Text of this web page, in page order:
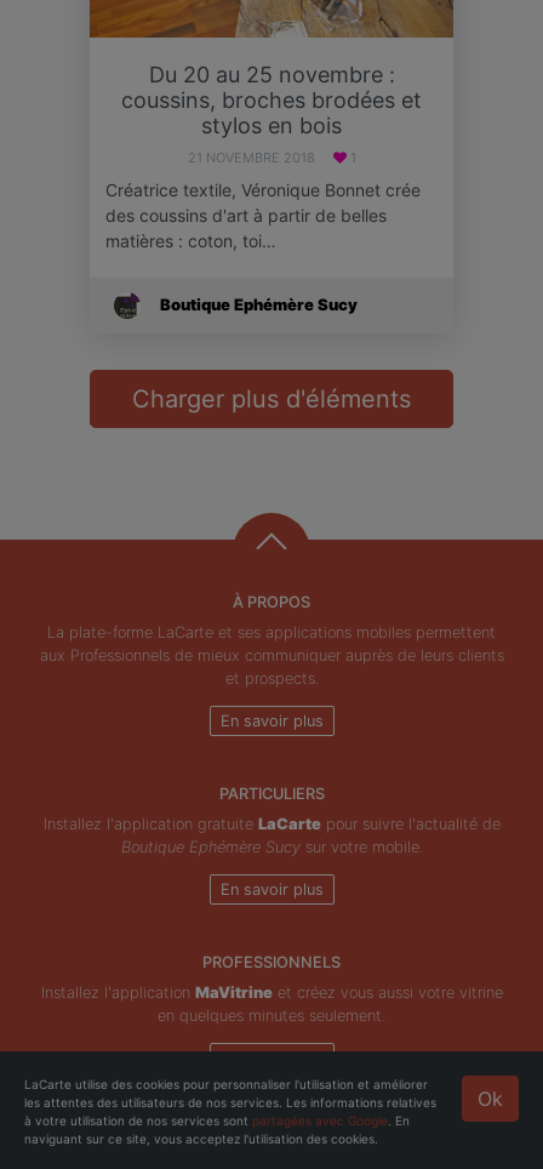
Du 20 au 25 novembre :
coussins, broches brodées et
stylos en bois
21 NOVEMBRE 2018 1
Créatrice textile, Véronique Bonnet crée
des coussins d'art à partir de belles
matières : coton, toi…
Boutique Ephémère Sucy
Charger plus d'éléments
À PROPOS
La plate-forme LaCarte et ses applications mobiles permettent
aux Professionnels de mieux communiquer auprès de leurs clients
et prospects.
En savoir plus
PARTICULIERS
Installez l'application gratuite LaCartepour suivre l'actualité de
Boutique Ephémère Sucysur votre mobile.
En savoir plus
PROFESSIONNELS
Installez l'application MaVitrineet créez vous aussi votre vitrine
en quelques minutes seulement.
En savoir plus
Copyright © ZeMAP 2026 - Tous droits réservés. Ok
LaCarte utilise des cookies pour personnaliser l'utilisation et améliorer
les attentes des utilisateurs de nos services. Les informations relatives
à votre utilisation de nos services sont partagées avec Google . En
naviguant sur ce site, vous acceptez l'utilisation des cookies.